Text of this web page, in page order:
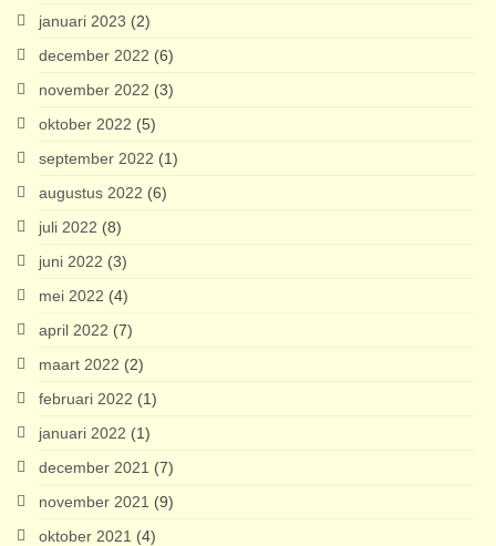
januari 2023 (2)
december 2022 (6)
november 2022 (3)
oktober 2022 (5)
september 2022 (1)
augustus 2022 (6)
juli 2022 (8)
juni 2022 (3)
mei 2022 (4)
april 2022 (7)
maart 2022 (2)
februari 2022 (1)
januari 2022 (1)
december 2021 (7)
november 2021 (9)
oktober 2021 (4)